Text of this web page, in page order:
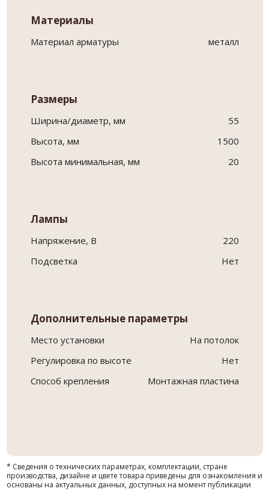
Материалы
Материал арматуры металл
Размеры
Ширина/диаметр, мм
55
Высота, мм
1500
Высота минимальная, мм
20
Лампы
Напряжение, В
220
Подсветка
Нет
Дополнительные параметры
Место установки
На потолок
Регулировка по высоте
Нет
Способ крепления
Монтажная пластина
* Сведения о технических параметрах, комплектации, стране
производства, дизайне и цвете товара приведены для ознакомления и
основаны на актуальных данных, доступных на момент публикации